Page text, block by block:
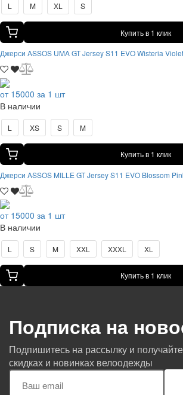
L M XL S
Купить в 1 клик
Джерси ASSOS UMA GT Jersey S11 EVO Wisteria Violet
от 15000 за 1 шт
В наличии
L XS S M
Купить в 1 клик
Джерси ASSOS MILLE GT Jersey S11 EVO Blossom
от 15000 за 1 шт
В наличии
L S M XXL XXXL XL
Купить в 1 клик
Подписка на
Подпишитесь на рассылку и
скидках и новинках велоодежды